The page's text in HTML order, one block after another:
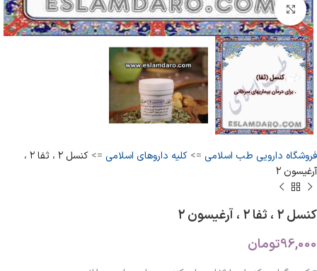
بزرگنمایی تصویر
فروشگاه دارویی طب اسلامی => کلیه داروهای اسلامی =>
کنسل ۲ ، ثفا ۲ ،
آرغیسون ۲
کنسل ۲ ، ثفا ۲ ، آرغیسون ۲
96,000تومان